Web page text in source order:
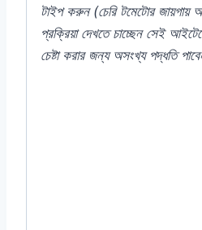
টাইপ করুন (চেরি টমেটোর জায়গায়
প্রক্রিয়া দেখতে চাচ্ছেন সেই
চেষ্টা করার জন্য অসংখ্য পদ্ধতি